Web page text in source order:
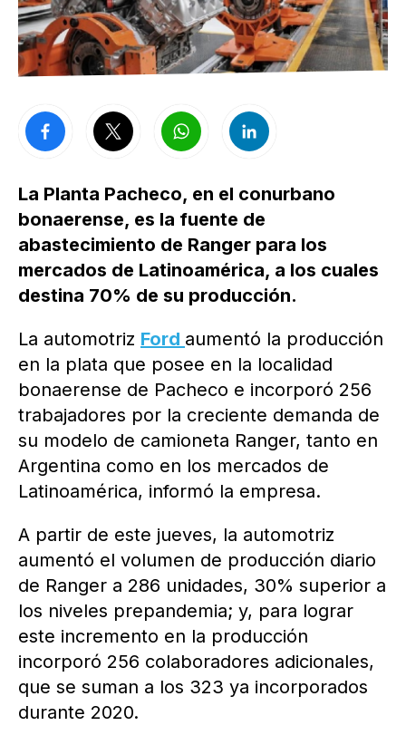
La Planta Pacheco, en el conurbano
bonaerense, es la fuente de
abastecimiento de Ranger para los
mercados de Latinoamérica, a los cuales
destina 70% de su producción.
La automotriz Ford aumentó la producción
en la plata que posee en la localidad
bonaerense de Pacheco e incorporó 256
trabajadores por la creciente demanda de
su modelo de camioneta Ranger, tanto en
Argentina como en los mercados de
Latinoamérica, informó la empresa.
A partir de este jueves, la automotriz
aumentó el volumen de producción diario
de Ranger a 286 unidades, 30% superior a
los niveles prepandemia; y, para lograr
este incremento en la producción
incorporó 256 colaboradores adicionales,
que se suman a los 323 ya incorporados
durante 2020.